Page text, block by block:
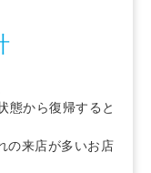
態から復帰すると
の来店が多いお店